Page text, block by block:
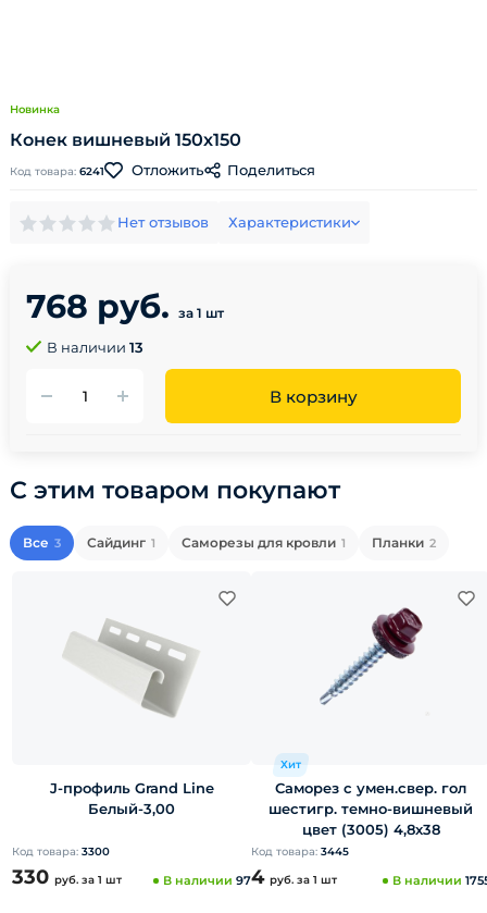
Новинка
Конек вишневый 150х150
Код товара: 6241 Отложить Поделиться
Нет отзывов Характеристики
768 руб. за 1 шт
В наличии 13
В корзину
С этим товаром покупают
Все 3 Сайдинг 1 Саморезы для кровли 1 Планки 2
J-профиль Grand Line
Белый-3,00
Код товара: 3300
330 руб. за 1 шт В наличии 97
Хит
Саморез с умен.свер. гол
шестигр. темно-вишневый
цвет (3005) 4,8х38
Код товара: 3445
4 руб. за 1 шт В наличии